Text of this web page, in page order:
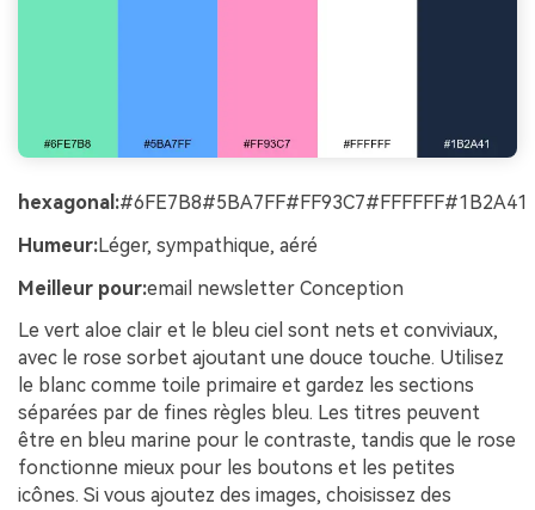
hexagonal:#6FE7B8#5BA7FF#FF93C7#FFFFFF#1B2A41
Humeur:Léger, sympathique, aéré
Meilleur pour:email newsletter Conception
Le vert aloe clair et le bleu ciel sont nets et conviviaux,
avec le rose sorbet ajoutant une douce touche. Utilisez
le blanc comme toile primaire et gardez les sections
séparées par de fines règles bleu. Les titres peuvent
être en bleu marine pour le contraste, tandis que le rose
fonctionne mieux pour les boutons et les petites
icônes. Si vous ajoutez des images, choisissez des